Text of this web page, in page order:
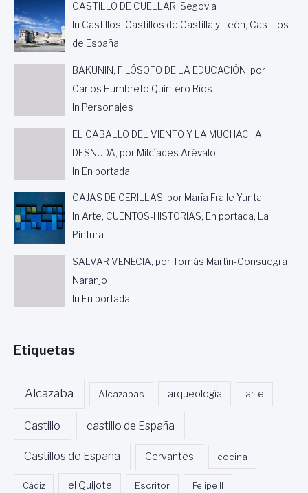
CASTILLO DE CUELLAR, Segovia
In Castillos, Castillos de Castilla y León, Castillos
de España
BAKUNIN, FILÓSOFO DE LA EDUCACIÓN, por
Carlos Humbreto Quintero Ríos
In Personajes
EL CABALLO DEL VIENTO Y LA MUCHACHA
DESNUDA, por Milcíades Arévalo
In En portada
CAJAS DE CERILLAS, por María Fraile Yunta
In Arte, CUENTOS-HISTORIAS, En portada, La
Pintura
SALVAR VENECIA, por Tomás Martín-Consuegra
Naranjo
In En portada
Etiquetas
Alcazaba Alcazabas arqueología arte
Castillo castillo de España
Castillos de España Cervantes cocina
Cádiz el Quijote Escritor Felipe II